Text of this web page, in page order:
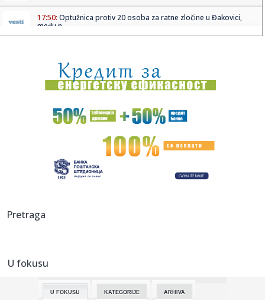
17:50: Optužnica protiv 20 osoba za ratne zločine u Đakovici,
među n...
17:45:Stranka Istina predlaže pravo na bolovanje radi nege
kućnih lju...
17:45:More kod Italije toplije nego ikad: Ligursko more prešlo 30
step...
Vučić: Izbori mogu biti raspisani u narednim danima ili
17:43:Ratovi, nafta i El Ninjo stvaraju "savršenu oluju" za cijene
sve o...
17:40:
Pretraga
U fokusu
U FOKUSU KATEGORIJE ARHIVA